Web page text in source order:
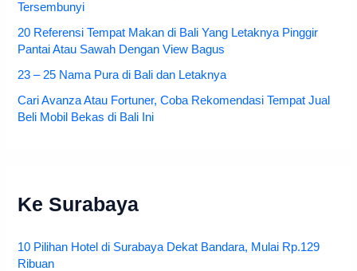
Tersembunyi
20 Referensi Tempat Makan di Bali Yang Letaknya Pinggir
Pantai Atau Sawah Dengan View Bagus
23 – 25 Nama Pura di Bali dan Letaknya
Cari Avanza Atau Fortuner, Coba Rekomendasi Tempat Jual
Beli Mobil Bekas di Bali Ini
Ke Surabaya
10 Pilihan Hotel di Surabaya Dekat Bandara, Mulai Rp.129
Ribuan